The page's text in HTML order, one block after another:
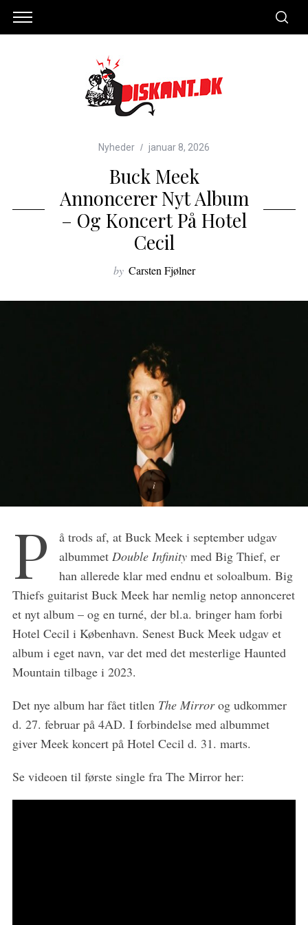
Nyheder januar 8, 2026
Buck Meek
Annoncerer Nyt Album
– Og Koncert På Hotel
Cecil
by Carsten Fjølner
P
å trods af, at Buck Meek i september udgav
albummet Double Infinitymed Big Thief, er
han allerede klar med endnu et soloalbum. Big
Thiefs guitarist Buck Meek har nemlig netop annonceret
et nyt album – og en turné, der bl.a. bringer ham forbi
Hotel Cecil i København. Senest Buck Meek udgav et
album i eget navn, var det med det mesterlige Haunted
Mountain tilbage i 2023.
Det nye album har fået titlen The Mirrorog udkommer
d. 27. februar på 4AD. I forbindelse med albummet
giver Meek koncert på Hotel Cecil d. 31. marts.
Se videoen til første single fra The Mirror her:
h
f
o
r